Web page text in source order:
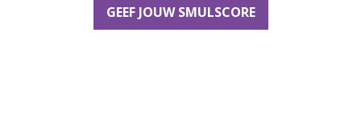
GEEF JOUW SMULSCORE